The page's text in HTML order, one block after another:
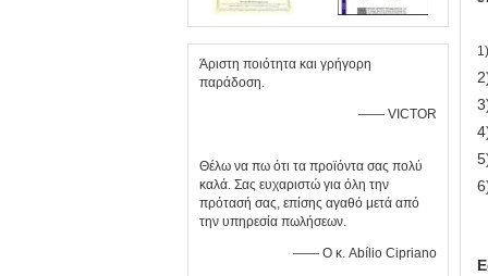
Άριστη ποιότητα και γρήγορη
παράδοση.
—— VICTOR
Θέλω να πω ότι τα προϊόντα σας πολύ
καλά. Σας ευχαριστώ για όλη την
πρότασή σας, επίσης αγαθό μετά από
την υπηρεσία πωλήσεων.
—— Ο κ. Abílio Cipriano
1)